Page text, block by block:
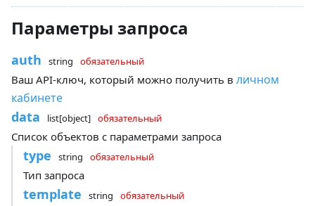
Параметры запроса
auth string обязательный
Ваш API-ключ, который можно получить в личном
кабинете
data list[object] обязательный
Список объектов с параметрами запроса
type string обязательный
Тип запроса
template string обязательный